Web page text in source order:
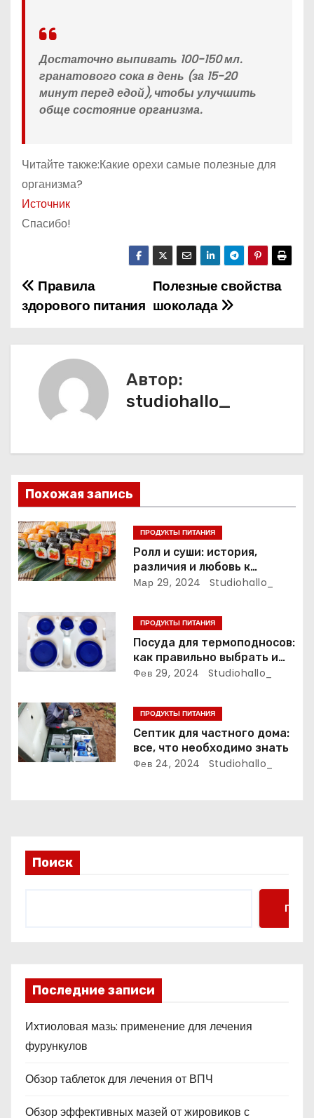
Достаточно выпивать 100-150 мл.
гранатового сока в день (за 15-20
минут перед едой), чтобы улучшить
обще состояние организма.
Читайте также:Какие орехи самые полезные для
организма?
Источник
Спасибо!
Н
а
в
и
я
п
о
з
а
п
и
я
Полезные свойства
шоколада
Правила
здорового питания
Автор:
studiohallo_
Похожая запись
ПРОДУКТЫ ПИТАНИЯ
Ролл и суши: история,
различия и любовь к
японской кухне
Мар 29, 2024 Studiohallo_
ПРОДУКТЫ ПИТАНИЯ
Посуда для термоподносов:
как правильно выбрать и
использовать
Фев 29, 2024 Studiohallo_
ПРОДУКТЫ ПИТАНИЯ
Септик для частного дома:
все, что необходимо знать
Фев 24, 2024 Studiohallo_
Поиск
Поиск
Последние записи
Ихтиоловая мазь: применение для лечения
фурункулов
Обзор таблеток для лечения от ВПЧ
Обзор эффективных мазей от жировиков с